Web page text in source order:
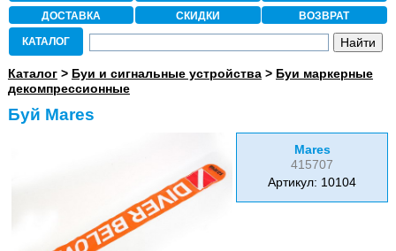
ДОСТАВКА
СКИДКИ ВОЗВРАТ
КАТАЛОГ
Каталог> Буи и сигнальные устройства> Буи маркерные
декомпрессионные
Буй Mares
Mares
415707
Артикул: 10104